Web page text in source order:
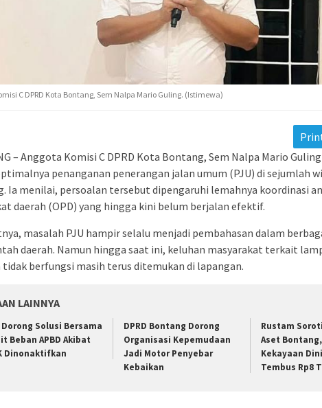
C DPRD Kota Bontang, Sem Nalpa Mario Guling. (Istimewa)
– Anggota Komisi C DPRD Kota Bontang, Sem Nalpa Mario
penanganan penerangan jalan umum (PJU) di sejumlah
Ia menilai, persoalan tersebut dipengaruhi lemahnya koordinasi
daerah (OPD) yang hingga kini belum berjalan efektif.
masalah PJU hampir selalu menjadi pembahasan dalam
daerah. Namun hingga saat ini, keluhan masyarakat terkait
tidak berfungsi masih terus ditemukan di lapangan.
LAINNYA
Dorong Solusi Bersama
Beban APBD Akibat
Dinonaktifkan
DPRD Bontang Dorong
Organisasi Kepemudaan
Jadi Motor Penyebar
Kebaikan
Rustam
Aset
Kekayaan
Tembus Rp8